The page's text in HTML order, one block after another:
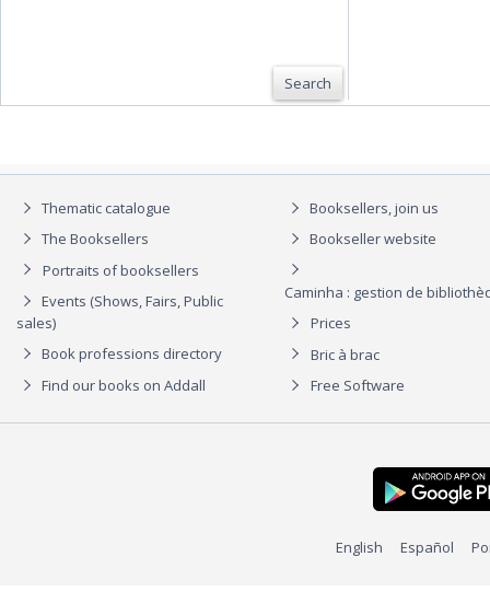
Search
Thematic catalogue
The Booksellers
Portraits of booksellers
Events (Shows, Fairs, Public
sales)
Book professions directory
Find our books on Addall
Booksellers, join us
Bookseller website
Caminha : gestion de
Prices
Bric à brac
Free Software
English Español